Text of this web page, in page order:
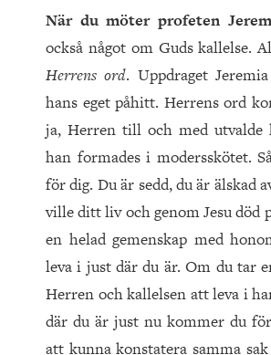
När du möter profeten
också något om Guds kallelse.
Herrens ord. Uppdraget
hans eget påhitt. Herrens ord
ja, Herren till och med utvalde
han formades i modersskötet.
för dig. Du är sedd, du är älskad
ville ditt liv och genom Jesu död
en helad gemenskap med
leva i just där du är. Om du tar
Herren och kallelsen att leva i
där du är just nu kommer du
att kunna konstatera samma